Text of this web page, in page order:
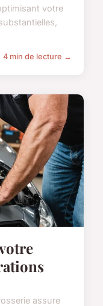
votre
4 min de lecture →
assure